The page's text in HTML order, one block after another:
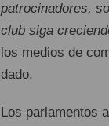
patrocinadores,
club siga
los medios de
dado.
Los parlamentos